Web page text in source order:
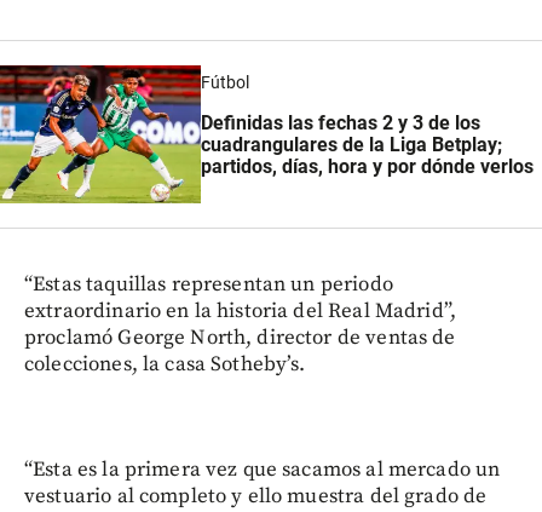
Fútbol
Definidas las fechas 2 y 3 de los
cuadrangulares de la Liga Betplay;
partidos, días, hora y por dónde verlos
“Estas taquillas representan un periodo
extraordinario en la historia del Real Madrid”,
proclamó George North, director de ventas de
colecciones, la casa Sotheby’s.
“Esta es la primera vez que sacamos al mercado un
vestuario al completo y ello muestra del grado de